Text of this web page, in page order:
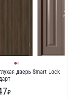
дверь Smart Lock
₽